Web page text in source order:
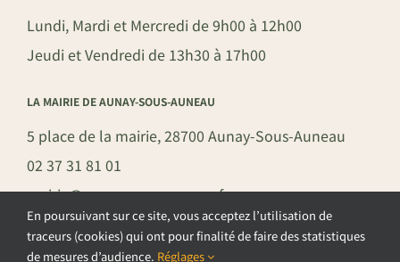
Lundi, Mardi et Mercredi de 9h00 à 12h00
Jeudi et Vendredi de 13h30 à 17h00
LA MAIRIE DE AUNAY-SOUS-AUNEAU
5 place de la mairie, 28700 Aunay-Sous-Auneau
02 37 31 81 01
mairie@aunay-sous-auneau.fr
En poursuivant sur ce site, vous acceptez l’utilisation de
traceurs (cookies) qui ont pour finalité de faire des statistiques
de mesures d’audience. Réglages